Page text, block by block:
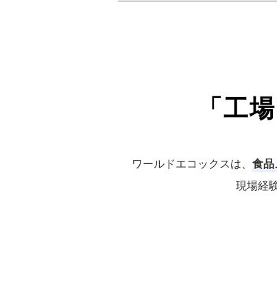
「工
ワールドエコックスは、 食品
現場経